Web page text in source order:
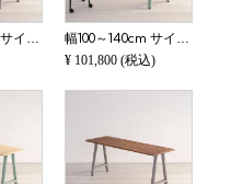
幅100～140cm サイズオーダーデスク Sizeno(シゼノ) パソコンデスク ウォールナット 集成材 木製 A字脚 スチール脚 天然木 パソコンデスク オフィスデスク テレワークデスク 勉強机 おしゃれ ウッディモダン 書斎 ダ
幅100～140cm サイズオーダーデスク Sizeno(シゼノ) パソコンデスク ブラックチェリー 無垢材 木製 A字脚 スチール脚 天然木 パソコンデスク オフィスデスク テレワークデスク 勉強机 おしゃれ 北欧モダン 書斎 ナチ
¥ 101,800 (税込)